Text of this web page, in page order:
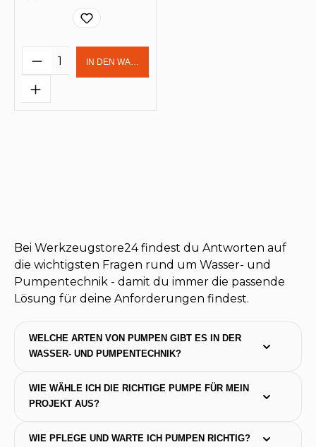
Produkt Anzahl: Gib den
IN DEN WARENKORB
Bei Werkzeugstore24 findest du Antworten auf
die wichtigsten Fragen rund um Wasser- und
Pumpentechnik - damit du immer die passende
Lösung für deine Anforderungen findest.
WELCHE ARTEN VON PUMPEN GIBT ES IN DER
WASSER- UND PUMPENTECHNIK?
WIE WÄHLE ICH DIE RICHTIGE PUMPE FÜR MEIN
PROJEKT AUS?
WIE PFLEGE UND WARTE ICH PUMPEN RICHTIG?